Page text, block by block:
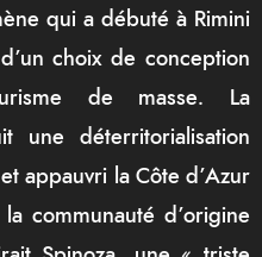
qui a débuté à Rimini
choix de conception
de masse. La
une déterritorialisation
appauvri la Côte d’Azur
communauté d’origine